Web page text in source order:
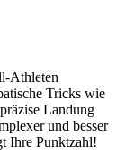
Athleten
Tricks wie
Landung
und besser
Ihre Punktzahl!